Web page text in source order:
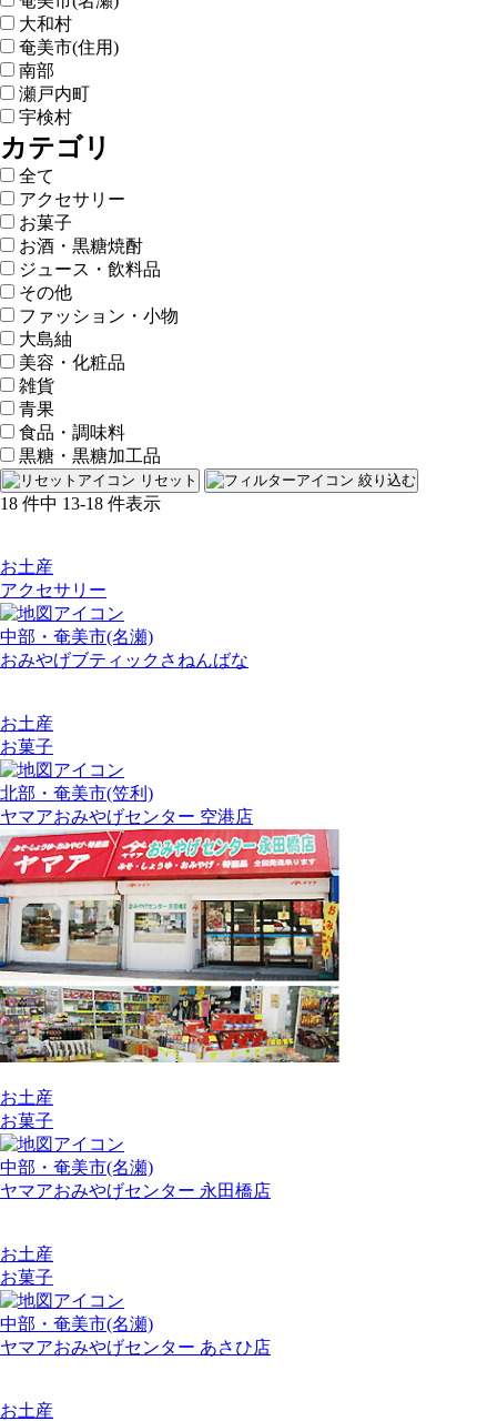
大和村
奄美市(住用)
南部
瀬戸内町
宇検村
カテゴリ
全て
アクセサリー
お菓子
お酒・黒糖焼酎
ジュース・飲料品
その他
ファッション・小物
大島紬
美容・化粧品
雑貨
青果
食品・調味料
黒糖・黒糖加工品
リセット 絞り込む
18 件中 13-18 件表示
お土産
アクセサリー
中部・奄美市(名瀬)
おみやげブティックさねんばな
お土産
お菓子
北部・奄美市(笠利)
ヤマアおみやげセンター 空港店
お土産
お菓子
中部・奄美市(名瀬)
ヤマアおみやげセンター 永田橋店
お土産
お菓子
中部・奄美市(名瀬)
ヤマアおみやげセンター あさひ店
お土産